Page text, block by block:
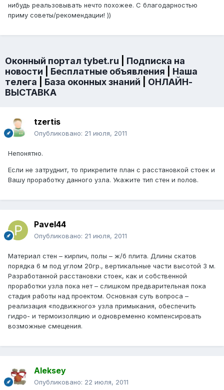
нибудь реальзовывать нечто похожее. С благодарностью
приму советы/рекомендации! ))
Оконный портал tybet.ru
Подписка на
новости
Бесплатные объявления
Наша
телега
База оконных знаний
ОНЛАЙН-
ВЫСТАВКА
tzertis
Опубликовано: 21 июля, 2011
Непонятно.
Если не затруднит, то прикрепите план с расстановкой стоек и
Вашу проработку данного узла. Укажите тип стен и полов.
Pavel44
Опубликовано: 21 июля, 2011
Материал стен – кирпич, полы – ж/б плита. Длины скатов
порядка 6 м под углом 20гр., вертикальные части высотой 3 м.
Разработанной расстановки стоек, как и собственной
проработки узла пока нет – слишком предварительная пока
стадия работы над проектом. Основная суть вопроса –
реализация «подвижного» узла примыкания, обеспечить
гидро- и термоизоляцию и одновременно компенсировать
возможные смещения.
Aleksey
Опубликовано: 22 июля, 2011